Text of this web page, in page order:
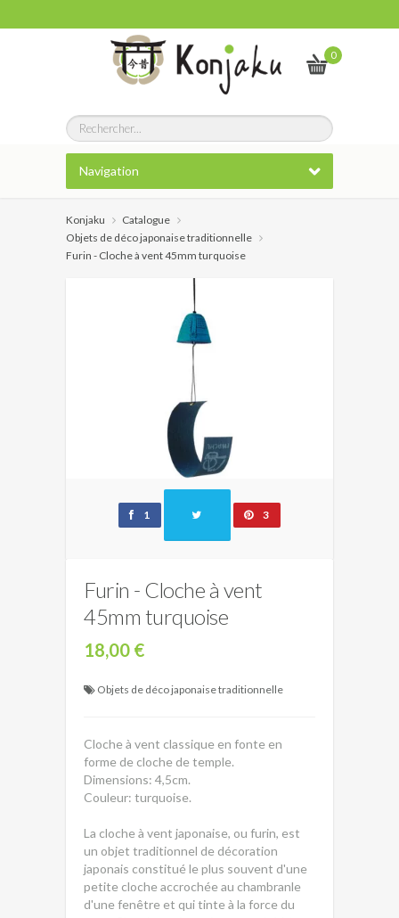
0
Navigation
Konjaku
Catalogue
Objets de déco japonaise traditionnelle
Furin - Cloche à vent 45mm turquoise
1 3
Furin - Cloche à vent
45mm turquoise
18,00 €
Objets de déco japonaise traditionnelle
Cloche à vent classique en fonte en
forme de cloche de temple.
Dimensions: 4,5cm.
Couleur: turquoise.
La cloche à vent japonaise, ou furin, est
un objet traditionnel de décoration
japonais constitué le plus souvent d'une
petite cloche accrochée au chambranle
d'une fenêtre et qui tinte à la force du